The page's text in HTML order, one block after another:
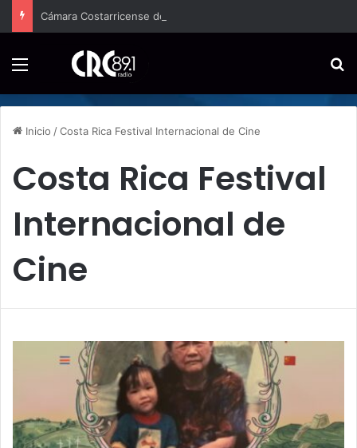
Inicio /Costa Rica Festival Internacional de Cine
Costa Rica Festival
Internacional de
Cine